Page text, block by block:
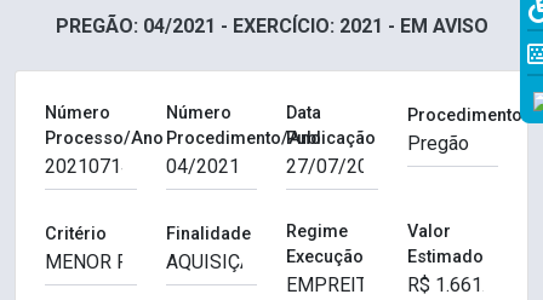
PREGÃO: 04/2021 - EXERCÍCIO: 2021 - EM AVISO
Número
Processo/Ano
Número
Procedimento/Ano
Data
Publicação
Procedimento
Critério Finalidade
Regime
Execução
Valor
Estimado